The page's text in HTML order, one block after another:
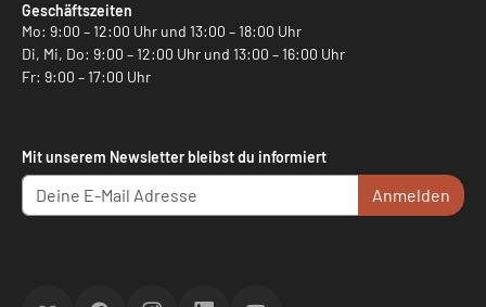
Geschäftszeiten
Mo: 9:00 – 12:00 Uhr und 13:00 – 18:00 Uhr
Di, Mi, Do: 9:00 – 12:00 Uhr und 13:00 – 16:00 Uhr
Fr: 9:00 – 17:00 Uhr
Mit unserem Newsletter bleibst du informiert
Anmelden